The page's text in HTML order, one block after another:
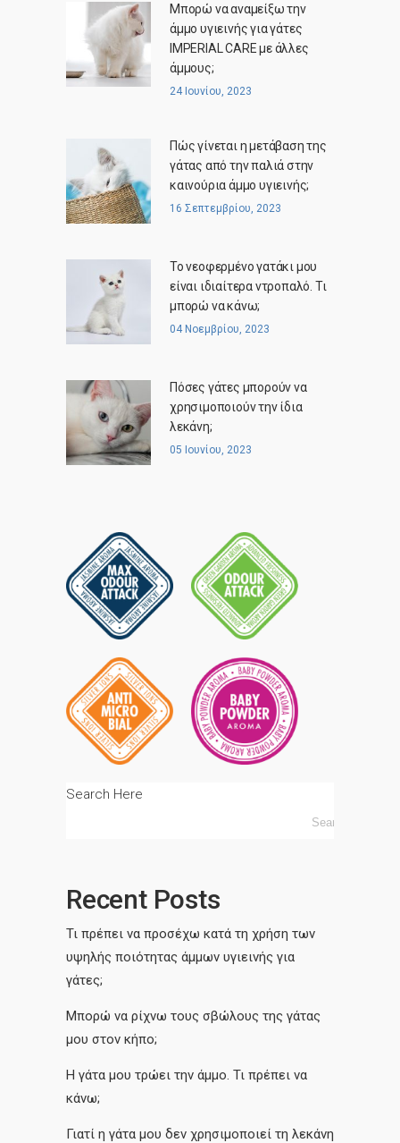
Μπορώ να αναμείξω την
άμμο υγιεινής για γάτες
IMPERIAL CARE με άλλες
άμμους;
24 Ιουνίου, 2023
Πώς γίνεται η μετάβαση της
γάτας από την παλιά στην
καινούρια άμμο υγιεινής;
16 Σεπτεμβρίου, 2023
Το νεοφερμένο γατάκι μου
είναι ιδιαίτερα ντροπαλό. Τι
μπορώ να κάνω;
04 Νοεμβρίου, 2023
Πόσες γάτες μπορούν να
χρησιμοποιούν την ίδια
λεκάνη;
05 Ιουνίου, 2023
Search Here
Recent Posts
Τι πρέπει να προσέχω κατά τη χρήση των
υψηλής ποιότητας άμμων υγιεινής για
γάτες;
Μπορώ να ρίχνω τους σβώλους της γάτας
μου στον κήπο;
Η γάτα μου τρώει την άμμο. Τι πρέπει να
κάνω;
Γιατί η γάτα μου δεν χρησιμοποιεί τη λεκάνη